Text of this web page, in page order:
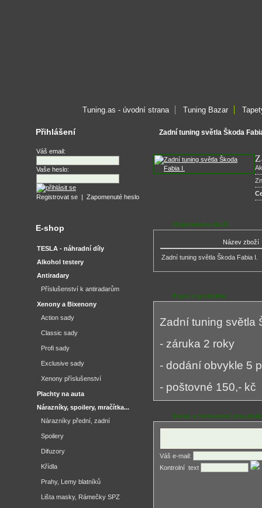
Tuning.as - úvodní strana Tuning Bazar
Zadní tuning světla Škoda
Objednávka zboží
Název zboží
Zadní tuning světla Škoda Fabia I.
Popis k produktu
Zadní tuning světla
- záruka 2 roky
- dodání obvykle 5
- poštovné 150,- kč
Dotaz a hodnocení
Váš e-mail:
Kontrolní ­ text
Přihlášení
Váš email:
Vaše heslo:
Registrovat se | Zapomenuté heslo
E-shop
TESLA - náhradní díly
Alkohol testery
Antiradary
Příslušenství k antiradarům
Xenony a Bixenony
Action sady
Classic sady
Profi sady
Exclusive sady
Xenony příslušenství
Plachty na auta
Nárazníky, spoilery, mračítka...
Nárazníky přední, zadní
Spoilery
Difuzory
Křídla
Prahy, Lemy blatníků
Lišta masky, Rámečky SPZ